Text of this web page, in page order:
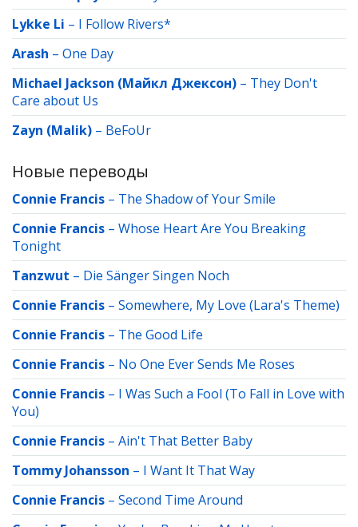
Lykke Li – I Follow Rivers*
Arash – One Day
Michael Jackson (Майкл Джексон) – They Don't
Care about Us
Zayn (Malik) – BeFoUr
Новые переводы
Connie Francis – The Shadow of Your Smile
Connie Francis – Whose Heart Are You Breaking
Tonight
Tanzwut – Die Sänger Singen Noch
Connie Francis – Somewhere, My Love (Lara's Theme)
Connie Francis – The Good Life
Connie Francis – No One Ever Sends Me Roses
Connie Francis – I Was Such a Fool (To Fall in Love with
You)
Connie Francis – Ain't That Better Baby
Tommy Johansson – I Want It That Way
Connie Francis – Second Time Around